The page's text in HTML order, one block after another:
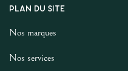
PLAN DU SITE
Nos marques
Nos services